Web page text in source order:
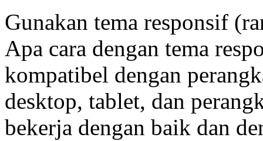
Gunakan tema responsif
Apa cara dengan tema
kompatibel dengan
desktop, tablet, dan
bekerja dengan baik dan